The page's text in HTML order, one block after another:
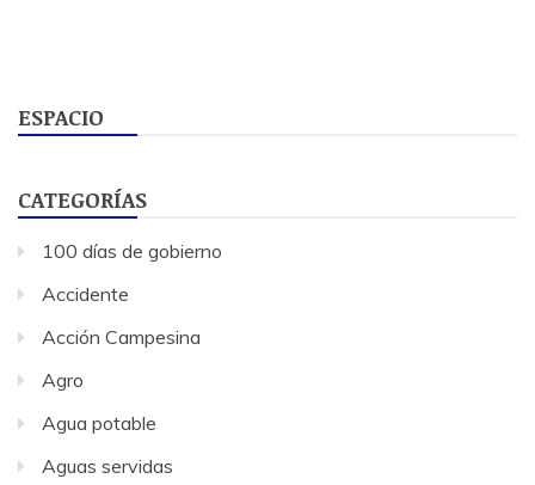
ESPACIO
CATEGORÍAS
100 días de gobierno
Accidente
Acción Campesina
Agro
Agua potable
Aguas servidas